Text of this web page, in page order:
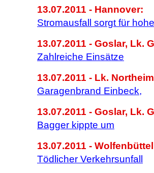
13.07.2011 - Hannover:
Stromausfall sorgt für
13.07.2011 - Goslar, Lk.
Zahlreiche Einsätze
13.07.2011 - Lk.
Garagenbrand Einbeck,
13.07.2011 - Goslar, Lk.
Bagger kippte um
13.07.2011 -
Tödlicher Verkehrsunfall